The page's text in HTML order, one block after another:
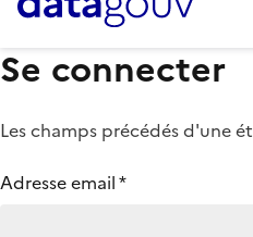
Se connecter
Les champs précédés d'une
Adresse email*